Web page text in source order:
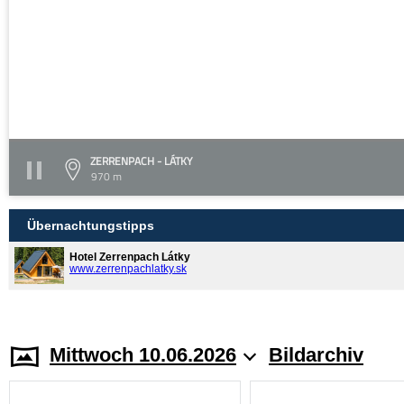
ZERRENPACH - LÁTKY
970 m
Übernachtungstipps
Hotel Zerrenpach Látky
www.zerrenpachlatky.sk
Mittwoch 10.06.2026 Bildarchiv